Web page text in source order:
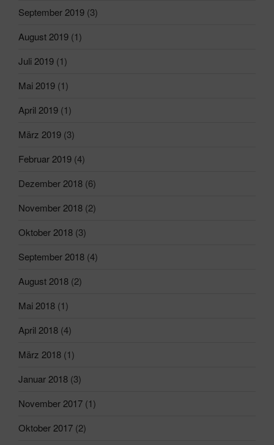
September 2019 (3)
August 2019 (1)
Juli 2019 (1)
Mai 2019 (1)
April 2019 (1)
März 2019 (3)
Februar 2019 (4)
Dezember 2018 (6)
November 2018 (2)
Oktober 2018 (3)
September 2018 (4)
August 2018 (2)
Mai 2018 (1)
April 2018 (4)
März 2018 (1)
Januar 2018 (3)
November 2017 (1)
Oktober 2017 (2)